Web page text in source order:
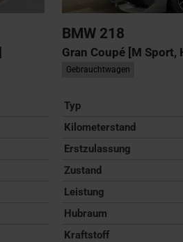
BMW 218
Gran Coupé [M Sport,
Gebrauchtwagen
Typ
Kilometerstand
Erstzulassung
Zustand
Leistung
Hubraum
Kraftstoff